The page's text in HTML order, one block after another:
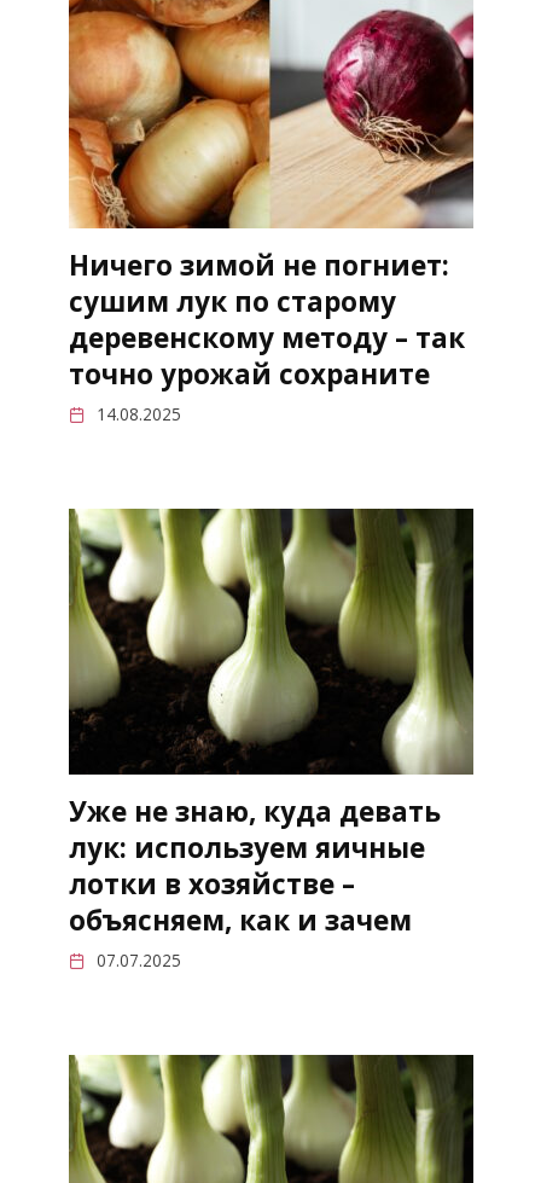
Ничего зимой не погниет:
сушим лук по старому
деревенскому методу – так
точно урожай сохраните
14.08.2025
Уже не знаю, куда девать
лук: используем яичные
лотки в хозяйстве –
объясняем, как и зачем
07.07.2025